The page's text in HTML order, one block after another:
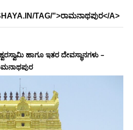
TAG/">ರಾಮನಾಥಪುರ</A>
ಹಾಗೂ ಇತರ ದೇವಸ್ಥಾನಗಳು –